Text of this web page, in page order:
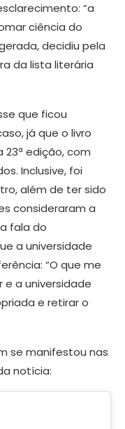
“a
ciência do
decidiu pela
da lista literária
que ficou
já que o livro
23ª edição, com
Inclusive, foi
além de ter sido
consideraram a
fala do
a universidade
“O que me
a universidade
e retirar o
se manifestou nas
notícia: